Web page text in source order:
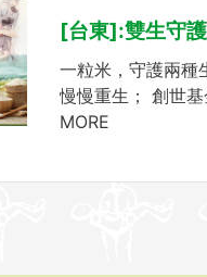
[台東]:雙生守
一粒米，守護兩種
慢慢重生； 創世
MORE